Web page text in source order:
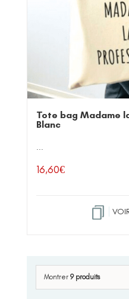
Tote bag Madame
Blanc
...
16,60€
Montrer 9 produits